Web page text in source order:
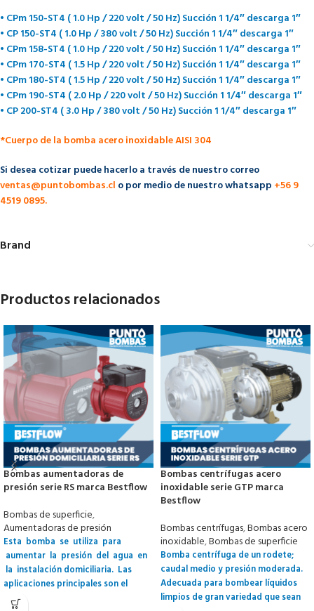
• CPm 150-ST4 ( 1.0 Hp / 220 volt / 50 Hz) Succión 1 1/4″ descarga 1″
• CP 150-ST4 ( 1.0 Hp / 380 volt / 50 Hz) Succión 1 1/4″ descarga 1″
• CPm 158-ST4 ( 1.0 Hp / 220 volt / 50 Hz) Succión 1 1/4″ descarga 1″
• CPm 170-ST4 ( 1.5 Hp / 220 volt / 50 Hz) Succión 1 1/4″ descarga 1″
• CPm 180-ST4 ( 1.5 Hp / 220 volt / 50 Hz) Succión 1 1/4″ descarga 1″
• CPm 190-ST4 ( 2.0 Hp / 220 volt / 50 Hz) Succión 1 1/4″ descarga 1″
• CP 200-ST4 ( 3.0 Hp / 380 volt / 50 Hz) Succión 1 1/4″ descarga 1″
*Cuerpo de la bomba acero inoxidable AISI 304
Si desea cotizar puede hacerlo a través de nuestro correo
ventas@puntobombas.cl o por medio de nuestro whatsapp +56 9
4519 0895.
Brand
Productos relacionados
Bombas aumentadoras de
presión serie RS marca Bestflow
Bombas de superficie,
Aumentadoras de presión
Esta bomba se utiliza para
aumentar la presión del agua en
la instalación domiciliaria. Las
aplicaciones principales son el
sistema de agua caliente, sistemas
Bombas centrífugas acero
inoxidable serie GTP marca
Bestflow
Bombas centrífugas,Bombas acero
inoxidable,Bombas de superficie
Bomba centrífuga de un rodete;
caudal medio y presión moderada.
Adecuada para bombear líquidos
limpios de gran variedad que sean